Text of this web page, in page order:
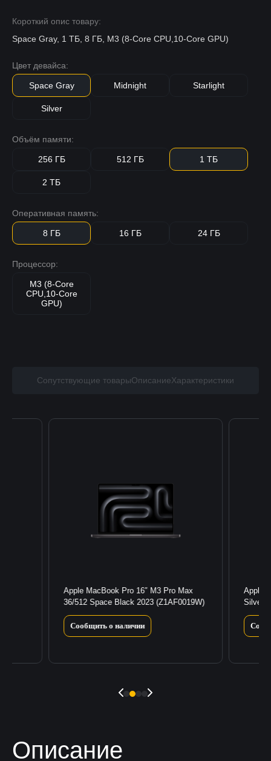
Короткий опис товару:
Space Gray, 1 ТБ, 8 ГБ, M3 (8-Core CPU,10-Core GPU)
Цвет девайса:
Space Gray Midnight Starlight
Silver
Объём памяти:
256 ГБ 512 ГБ 1 ТБ
2 ТБ
Оперативная память:
8 ГБ 16 ГБ 24 ГБ
Процессор:
M3 (8-Core
CPU,10-Core
GPU)
Сопутствующие товарыОписаниеХарактеристики
Apple MacBook Pro 16″ M3 Pro Max
36/512 Space Black 2023 (Z1AF0019W)
Сообщить о наличии
Apple
Silver
Описание